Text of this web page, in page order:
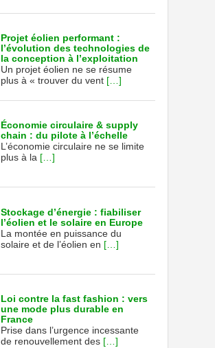
Projet éolien performant :
l’évolution des technologies de
la conception à l’exploitation
Un projet éolien ne se résume
plus à « trouver du vent […]
Économie circulaire & supply
chain : du pilote à l’échelle
L’économie circulaire ne se limite
plus à la […]
Stockage d’énergie : fiabiliser
l’éolien et le solaire en Europe
La montée en puissance du
solaire et de l’éolien en […]
Loi contre la fast fashion : vers
une mode plus durable en
France
Prise dans l’urgence incessante
de renouvellement des […]